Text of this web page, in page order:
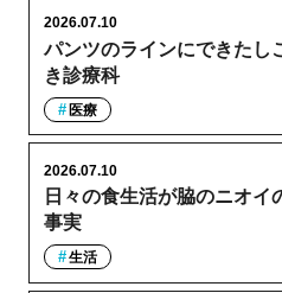
パンツのラインにできたし
き診療科
2026.07.10
医療
日々の食生活が脇のニオイ
事実
2026.07.10
生活